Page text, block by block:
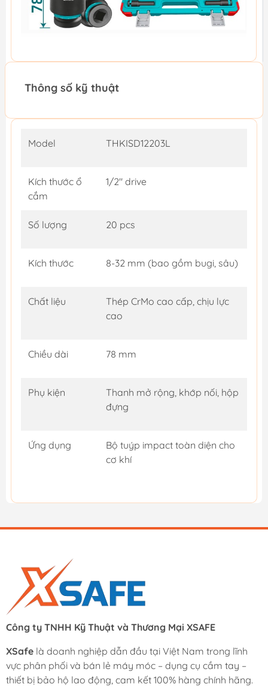
Thông số kỹ thuật
Model THKISD12203L
Kích thước ổ
cắm
1/2" drive
Số lượng 20 pcs
Kích thước 8-32 mm (bao gồm bugi, sâu)
Chất liệu
Thép CrMo cao cấp, chịu lực
cao
Chiều dài 78 mm
Phụ kiện
Thanh mở rộng, khớp nối, hộp
đựng
Ứng dụng
Bộ tuýp impact toàn diện cho
cơ khí
Công ty TNHH Kỹ Thuật và Thương Mại XSAFE
XSafe là doanh nghiệp dẫn đầu tại Việt Nam trong lĩnh
vực phân phối và bán lẻ máy móc – dụng cụ cầm tay –
thiết bị bảo hộ lao động, cam kết 100% hàng chính hãng.